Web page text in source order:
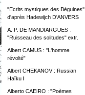
"Ecrits mystiques des Béguines"
d'après Hadewijch D'ANVERS
A. P. DE MANDIARGUES :
"Ruisseau des solitudes" extr.
Albert CAMUS : "L'homme
révolté"
Albert CHEKANOV : Russian
Haïku I
Alberto CAEIRO : "Poèmes